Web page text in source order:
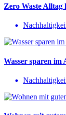
Zero Waste Alltag
Wasser sparen im